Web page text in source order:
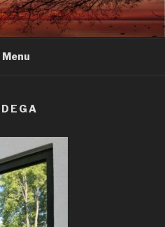
Menu